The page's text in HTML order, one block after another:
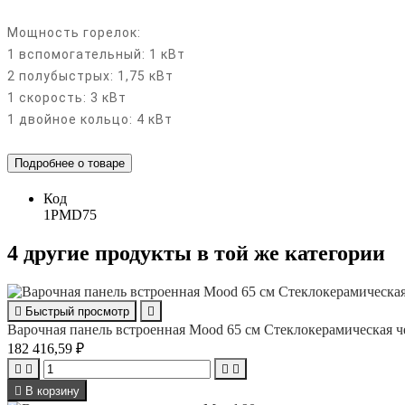
Мощность горелок:
1 вспомогательный: 1 кВт
2 полубыстрых: 1,75 кВт
1 скорость: 3 кВт
1 двойное кольцо: 4 кВт
Подробнее о товаре
Код
1PMD75
4 другие продукты в той же категории
 Быстрый просмотр 
Варочная панель встроенная Mood 65 см Стеклокерамическая
182 416,59 ₽
   
 В корзину